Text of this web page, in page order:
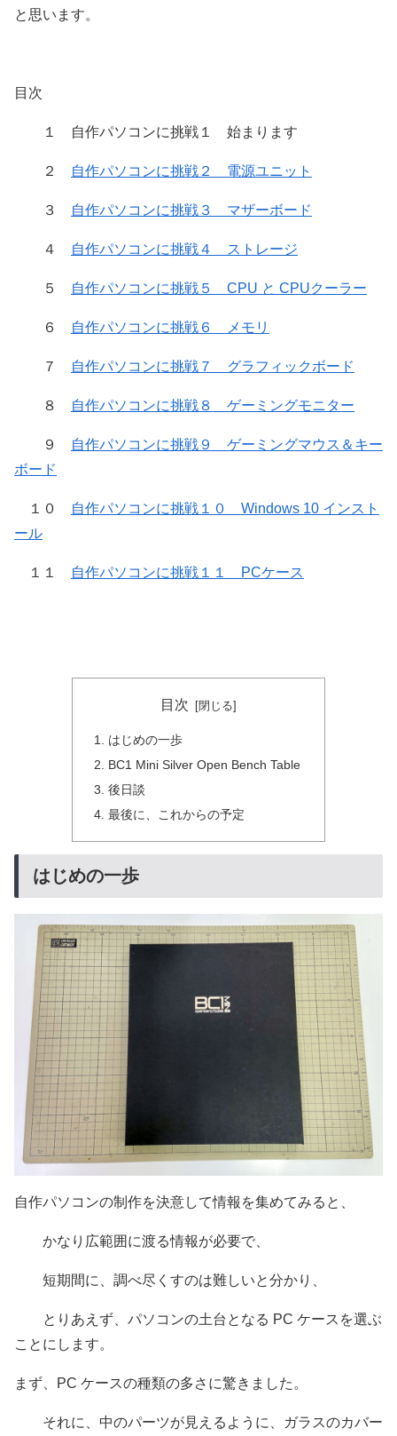
と思います。
目次
１ 自作パソコンに挑戦１ 始まります
２ 自作パソコンに挑戦２ 電源ユニット
３ 自作パソコンに挑戦３ マザーボード
４ 自作パソコンに挑戦４ ストレージ
５ 自作パソコンに挑戦５ CPU と CPUクーラー
６ 自作パソコンに挑戦６ メモリ
７ 自作パソコンに挑戦７ グラフィックボード
８ 自作パソコンに挑戦８ ゲーミングモニター
９
自作パソコンに挑戦９ ゲーミングマウス＆キー
ボード
１０
自作パソコンに挑戦１０ Windows 10 インスト
ール
１１ 自作パソコンに挑戦１１ PCケース
目次
はじめの一歩
BC1 Mini Silver Open Bench Table
後日談
最後に、これからの予定
はじめの一歩
自作パソコンの制作を決意して情報を集めてみると、
かなり広範囲に渡る情報が必要で、
短期間に、調べ尽くすのは難しいと分かり、
とりあえず、パソコンの土台となる PC ケースを選ぶ
ことにします。
まず、PC ケースの種類の多さに驚きました。
それに、中のパーツが見えるように、ガラスのカバー